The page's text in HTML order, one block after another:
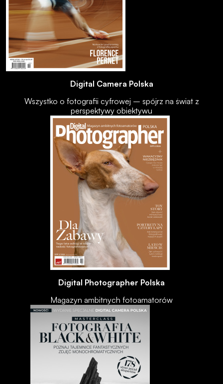
Digital Camera Polska
Wszystko o fotografii cyfrowej – spójrz na świat z
perspektywy obiektywu
Digital Photographer Polska
Magazyn ambitnych fotoamatorów